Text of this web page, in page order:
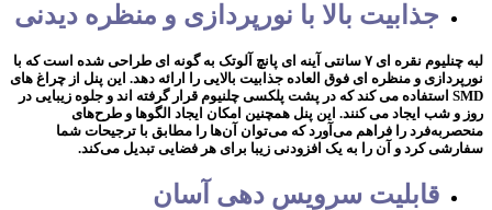
جذابیت بالا با نورپردازی و منظره دیدنی
لبه چنلیوم نقره ای ۷ سانتی آینه ای پانچ آلوتک به گونه ای طراحی شده است که با
نورپردازی و منظره ای فوق العاده جذابیت بالایی را ارائه دهد. این پنل از چراغ های
SMD استفاده می کند که در پشت پلکسی چلنیوم قرار گرفته اند و جلوه زیبایی در
روز و شب ایجاد می کنند. این پنل همچنین امکان ایجاد الگوها و طرح‌های
منحصربه‌فرد را فراهم می‌آورد که می‌توان آن‌ها را مطابق با ترجیحات شما
سفارشی کرد و آن را به یک افزودنی زیبا برای هر فضایی تبدیل می‌کند.
قابلیت سرویس دهی آسان